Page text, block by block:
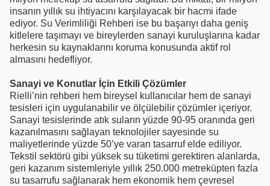
insanın yıllık su ihtiyacını karşılayacak bir hacmi ifade
ediyor. Su Verimliliği Rehberi ise bu başarıyı daha geniş
kitlelere taşımayı ve bireylerden sanayi kuruluşlarına kadar
herkesin su kaynaklarını koruma konusunda aktif rol
almasını hedefliyor.
Sanayi ve Konutlar İçin Etkili Çözümler
Rielli’nin rehberi hem bireysel kullanıcılar hem de sanayi
tesisleri için uygulanabilir ve ölçülebilir çözümler içeriyor.
Sanayi tesislerinde atık suların yüzde 90-95 oranında geri
kazanılmasını sağlayan teknolojiler sayesinde su
maliyetlerinde yüzde 50’ye varan tasarruf elde ediliyor.
Tekstil sektörü gibi yüksek su tüketimi gerektiren alanlarda,
geri kazanım sistemleriyle yıllık 250.000 metreküpten fazla
su tasarrufu sağlanarak hem ekonomik hem çevresel